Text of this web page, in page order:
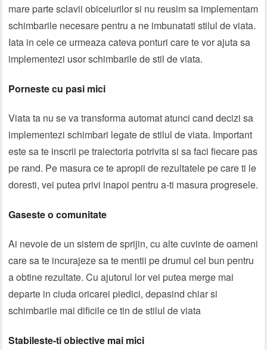
mare parte sclavii obiceiurilor si nu reusim sa implementam
schimbarile necesare pentru a ne imbunatati stilul de viata.
Iata in cele ce urmeaza cateva ponturi care te vor ajuta sa
implementezi usor schimbarile de stil de viata.
Porneste cu pasi mici
Viata ta nu se va transforma automat atunci cand decizi sa
implementezi schimbari legate de stilul de viata. Important
este sa te inscrii pe traiectoria potrivita si sa faci fiecare pas
pe rand. Pe masura ce te apropii de rezultatele pe care ti le
doresti, vei putea privi inapoi pentru a-ti masura progresele.
Gaseste o comunitate
Ai nevoie de un sistem de sprijin, cu alte cuvinte de oameni
care sa te incurajeze sa te mentii pe drumul cel bun pentru
a obtine rezultate. Cu ajutorul lor vei putea merge mai
departe in ciuda oricarei piedici, depasind chiar si
schimbarile mai dificile ce tin de stilul de viata
Stabileste-ti obiective mai mici